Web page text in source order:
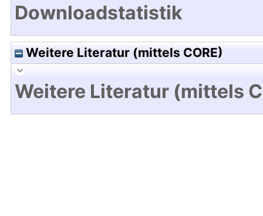
Downloadstatistik
Weitere Literatur (mittels CORE)
Weitere Literatur (mittels